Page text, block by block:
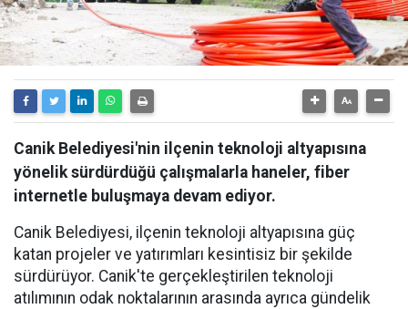
Canik Belediyesi'nin ilçenin teknoloji altyapısına
yönelik sürdürdüğü çalışmalarla haneler, fiber
internetle buluşmaya devam ediyor.
Canik Belediyesi, ilçenin teknoloji altyapısına güç
katan projeler ve yatırımları kesintisiz bir şekilde
sürdürüyor. Canik'te gerçekleştirilen teknoloji
atılımının odak noktalarının arasında ayrıca gündelik